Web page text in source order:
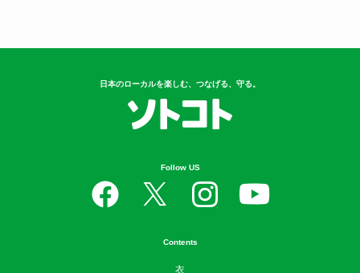
日本のローカルを楽しむ、つなげる、守る。
Follow US
Contents
衣